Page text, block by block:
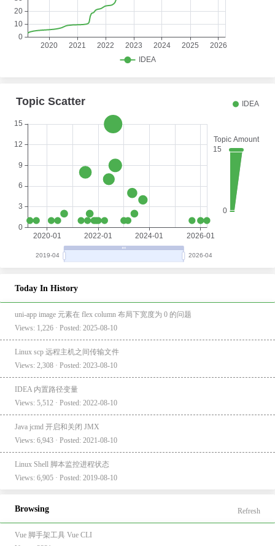
Today In History
uni-app image 元素在 flex column 布局下宽度为 0 的问题
Views: 1,226 · Posted: 2025-08-10
Linux scp 远程主机之间传输文件
Views: 2,308 · Posted: 2023-08-10
IDEA 内置路径变量
Views: 5,512 · Posted: 2022-08-10
Java jcmd 开启和关闭 JMX
Views: 6,943 · Posted: 2021-08-10
Linux Shell 脚本监控进程状态
Views: 6,905 · Posted: 2019-08-10
Browsing Refresh
Vue 脚手架工具 Vue CLI